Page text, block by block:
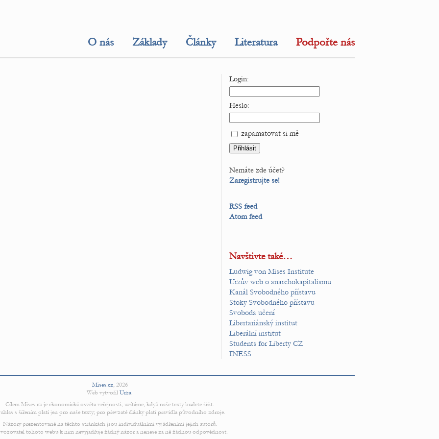
O nás Základy Články Literatura Podpořte nás
Login:
Heslo:
zapamatovat si mě
Nemáte zde účet?
Zaregistrujte se!
RSS feed
Atom feed
Navštivte také…
Ludwig von Mises Institute
Urzův web o anarchokapitalismu
Kanál Svobodného přístavu
Stoky Svobodného přístavu
Svoboda učení
Libertariánský institut
Liberální institut
Students for Liberty CZ
INESS
Mises.cz, 2026
Web vytvořil Urza.
Cílem Mises.cz je ekonomická osvěta veřejnosti; uvítáme, když naše texty budete šířit.
s šířením platí jen pro naše texty; pro převzaté články platí pravidla původního zdroje.
Názory prezentované na těchto stránkách jsou individuálními vyjádřeními jejich autorů.
tohoto webu k nim nevyjadřuje žádný názor a nenese za ně žádnou odpovědnost.